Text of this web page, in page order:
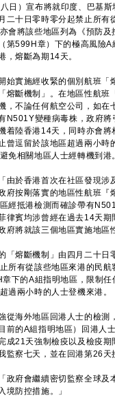
）宣布將就印度、巴基斯
二十日零時零分起禁止所有
會將該些地區列為《預防及
第599H章）下的極高風險
，熔斷為期14天。
實施經收緊的個別航班「
熔斷機制」。在地區性航班
，不論任何航空公司，如在
N501Y變種病毒株，政府
着陸香港14天，同時亦會
曾逗留於該地區超過兩小時
免相關地區人士經轉機到港。
於香港首次在社區發現涉
府按剛落實的地區性航班『
經抵港檢測而確診帶有
律賓均涉曾經在過去14天期
府將就該三個地區實施地區
熔斷機制」由四月二十日
所有從該些地區來港的民航
下的A組指明地區，限制
過兩小時的人士登機來港。
海外地區回港人士的檢測
前的A組指明地區）回港人
成21天強制檢疫以及檢疫
監察七天，並在回港第26天
府會繼續密切監察全球及
境防控措施。」